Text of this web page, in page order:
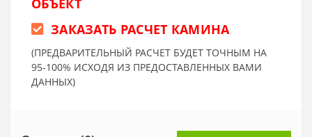
ЗАКАЗАТЬ РАСЧЕТ КАМИНА
(ПРЕДВАРИТЕЛЬНЫЙ РАСЧЕТ БУДЕТ ТОЧНЫМ НА
95-100% ИСХОДЯ ИЗ ПРЕДОСТАВЛЕННЫХ ВАМИ
ДАННЫХ)